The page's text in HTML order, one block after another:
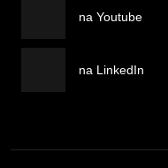
na Youtube
na LinkedIn